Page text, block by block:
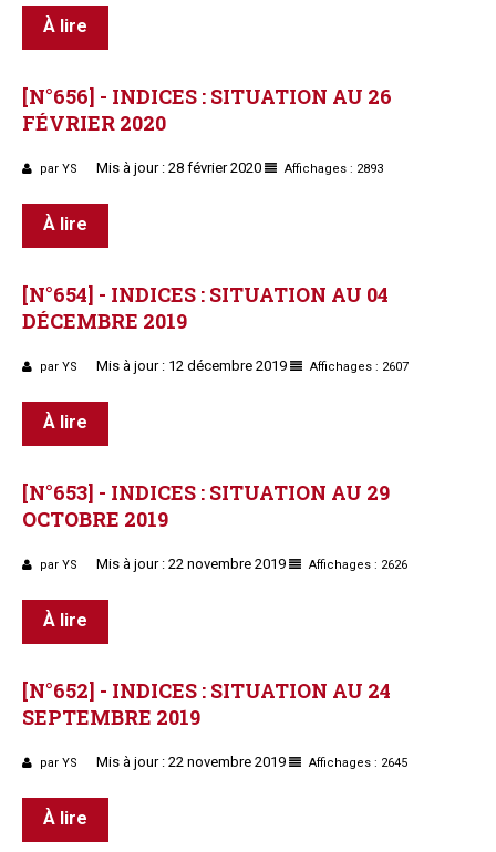
À lire
[N°656] - INDICES : SITUATION AU 26
FÉVRIER 2020
par YS Mis à jour : 28 février 2020 Affichages : 2893
À lire
[N°654] - INDICES : SITUATION AU 04
DÉCEMBRE 2019
par YS Mis à jour : 12 décembre 2019 Affichages : 2607
À lire
[N°653] - INDICES : SITUATION AU 29
OCTOBRE 2019
par YS Mis à jour : 22 novembre 2019 Affichages : 2626
À lire
[N°652] - INDICES : SITUATION AU 24
SEPTEMBRE 2019
par YS Mis à jour : 22 novembre 2019 Affichages : 2645
À lire